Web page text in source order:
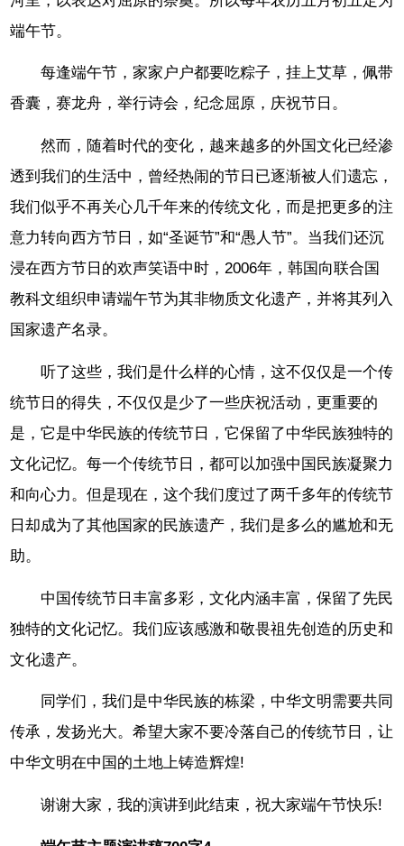
端午节。
每逢端午节，家家户户都要吃粽子，挂上艾草，佩带
香囊，赛龙舟，举行诗会，纪念屈原，庆祝节日。
然而，随着时代的变化，越来越多的外国文化已经渗
透到我们的生活中，曾经热闹的节日已逐渐被人们遗忘，
我们似乎不再关心几千年来的传统文化，而是把更多的注
意力转向西方节日，如“圣诞节”和“愚人节”。当我们还沉
浸在西方节日的欢声笑语中时，2006年，韩国向联合国
教科文组织申请端午节为其非物质文化遗产，并将其列入
国家遗产名录。
听了这些，我们是什么样的心情，这不仅仅是一个传
统节日的得失，不仅仅是少了一些庆祝活动，更重要的
是，它是中华民族的传统节日，它保留了中华民族独特的
文化记忆。每一个传统节日，都可以加强中国民族凝聚力
和向心力。但是现在，这个我们度过了两千多年的传统节
日却成为了其他国家的民族遗产，我们是多么的尴尬和无
助。
中国传统节日丰富多彩，文化内涵丰富，保留了先民
独特的文化记忆。我们应该感激和敬畏祖先创造的历史和
文化遗产。
同学们，我们是中华民族的栋梁，中华文明需要共同
传承，发扬光大。希望大家不要冷落自己的传统节日，让
中华文明在中国的土地上铸造辉煌!
谢谢大家，我的演讲到此结束，祝大家端午节快乐!